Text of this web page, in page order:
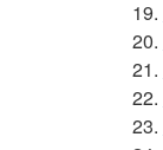
19.
20.
21.
22.
23.